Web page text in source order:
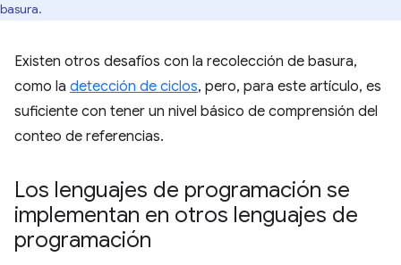
basura.
Existen otros desafíos con la recolección de basura,
como la detección de ciclos, pero, para este artículo, es
suficiente con tener un nivel básico de comprensión del
conteo de referencias.
Los lenguajes de programación se
implementan en otros lenguajes de
programación